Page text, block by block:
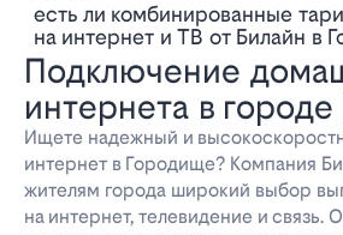
Есть ли комбинированные тарифы
на интернет и ТВ от Билайн в
Подключение
интернета в
Ищете надежный и
интернет в Городище? Компания
жителям города широкий выбор
на интернет, телевидение и связь.